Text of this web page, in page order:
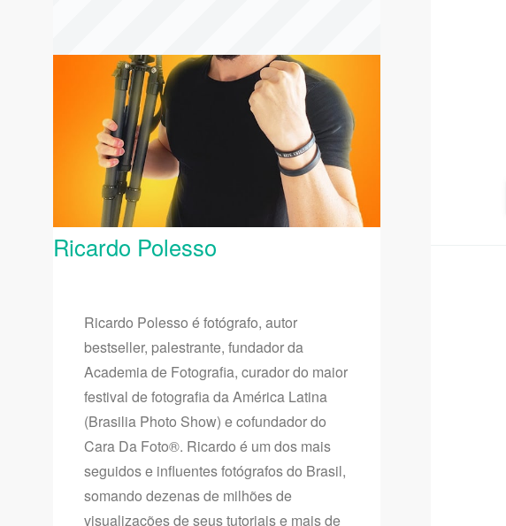
Ricardo Polesso
Ricardo Polesso é fotógrafo, autor
bestseller, palestrante, fundador da
Academia de Fotografia, curador do maior
festival de fotografia da América Latina
(Brasilia Photo Show) e cofundador do
Cara Da Foto®. Ricardo é um dos mais
seguidos e influentes fotógrafos do Brasil,
somando dezenas de milhões de
visualizações de seus tutoriais e mais de